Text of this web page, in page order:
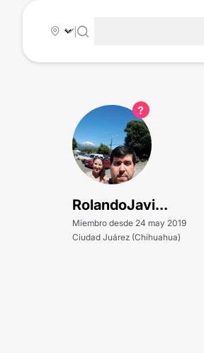
|
RolandoJavi...
Miembro desde 24 may 2019
Ciudad Juárez (Chihuahua)